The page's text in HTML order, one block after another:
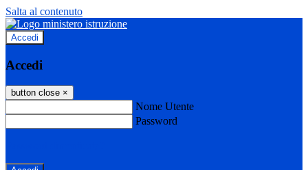
Salta al contenuto
Accedi
Accedi
button close ×
Nome Utente
Password